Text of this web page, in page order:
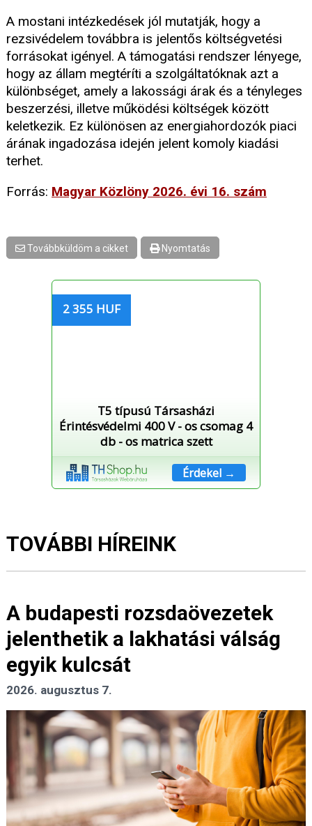
A mostani intézkedések jól mutatják, hogy a
rezsivédelem továbbra is jelentős költségvetési
forrásokat igényel. A támogatási rendszer lényege,
hogy az állam megtéríti a szolgáltatóknak azt a
különbséget, amely a lakossági árak és a tényleges
beszerzési, illetve működési költségek között
keletkezik. Ez különösen az energiahordozók piaci
árának ingadozása idején jelent komoly kiadási
terhet.
Forrás: Magyar Közlöny 2026. évi 16. szám
Továbbküldöm a cikket Nyomtatás
2 355 HUF
T5 típusú Társasházi
Érintésvédelmi 400 V - os csomag 4
db - os matrica szett
Érdekel →
TOVÁBBI HÍREINK
A budapesti rozsdaövezetek
jelenthetik a lakhatási válság
egyik kulcsát
2026. augusztus 7.